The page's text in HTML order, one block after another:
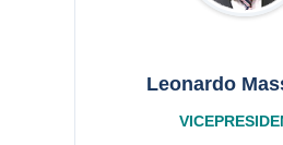
Leonardo